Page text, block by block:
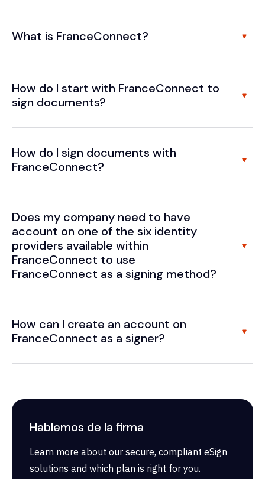
What is FranceConnect?
How do I start with FranceConnect to
sign documents?
How do I sign documents with
FranceConnect?
Does my company need to have
account on one of the six identity
providers available within
FranceConnect to use
FranceConnect as a signing method?
How can I create an account on
FranceConnect as a signer?
Hablemos de la firma
Learn more about our secure, compliant eSign
solutions and which plan is right for you.